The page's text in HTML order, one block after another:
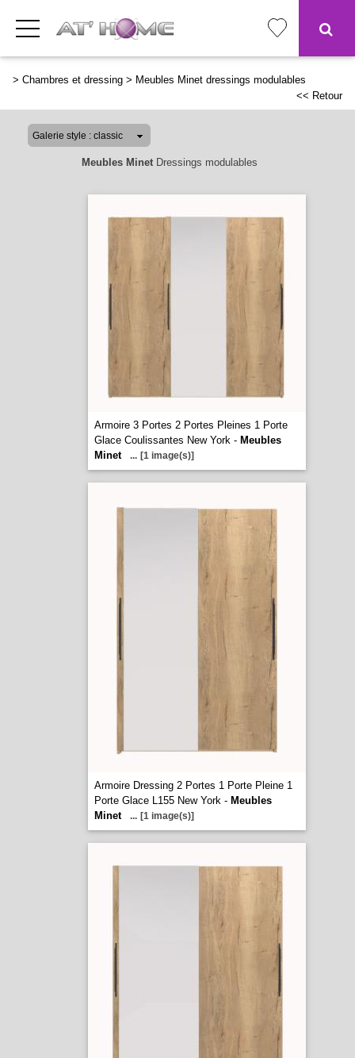
> Chambres et dressing > Meubles Minet dressings modulables
<< Retour
Meubles MinetDressings modulables
Armoire 3 Portes 2 Portes Pleines 1 Porte
Glace Coulissantes New York - Meubles
Minet
... [1 image(s)]
Armoire Dressing 2 Portes 1 Porte Pleine 1
Porte Glace L155 New York - Meubles
Minet
... [1 image(s)]